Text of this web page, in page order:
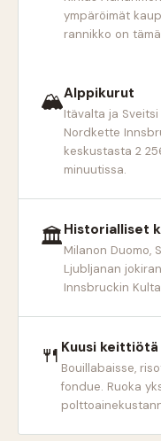
ympäröimät
rannikko on
🏔Alppikurut
Itävalta ja
Nordkette
keskustasta 2
minuutissa.
🏛Historialliset
Milanon Duomo,
Ljubljanan
Innsbruckin
🍴 Kuusi keittiötä
Bouillabaisse,
fondue. Ruoka